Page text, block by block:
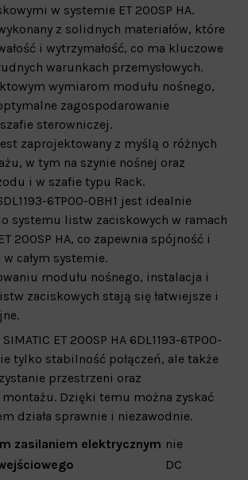
w systemie ET 200SP HA.
z solidnych materiałów, które
i wytrzymałość, co ma kluczowe
warunkach przemysłowych.
wymiarom modułu nośnego,
zagospodarowanie
sterowniczej.
zaprojektowany z myślą o różnych
w tym na szynie nośnej oraz
i w szafie typu Rack.
6TP00-0BH1 jest idealnie
systemu listw zaciskowych w ramach
200SP HA, co zapewnia spójność i
całym systemie.
modułu nośnego, instalacja i
zaciskowych stają się łatwiejsze i
ET 200SP HA 6DL1193-6TP00-
tylko stabilność połączeń, ale także
przestrzeni oraz
Dzięki temu można zyskać
działa sprawnie i niezawodnie.
zasilaniem elektrycznym nie
DC